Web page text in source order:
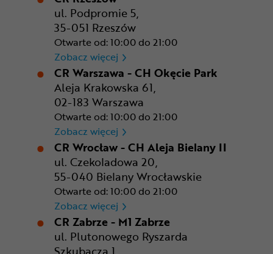
ul. Podpromie 5,
35-051 Rzeszów
Otwarte od: 10:00 do 21:00
Zobacz więcej CR Rzeszów
CR Warszawa - CH Okęcie Park
Aleja Krakowska 61,
02-183 Warszawa
Otwarte od: 10:00 do 21:00
Zobacz więcej CR Warszawa - CH Okęcie
CR Wrocław - CH Aleja Bielany II
ul. Czekoladowa 20,
55-040 Bielany Wrocławskie
Otwarte od: 10:00 do 21:00
Zobacz więcej CR Wrocław - CH Aleja
CR Zabrze - M1 Zabrze
ul. Plutonowego Ryszarda